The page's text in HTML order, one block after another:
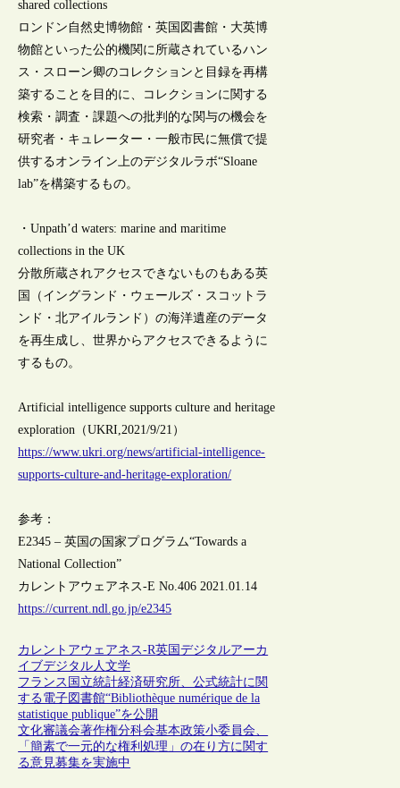
shared collections
ロンドン自然史博物館・英国図書館・大英博
物館といった公的機関に所蔵されているハン
ス・スローン卿のコレクションと目録を再構
築することを目的に、コレクションに関する
検索・調査・課題への批判的な関与の機会を
研究者・キュレーター・一般市民に無償で提
供するオンライン上のデジタルラボ“Sloane
lab”を構築するもの。
・Unpath’d waters: marine and maritime
collections in the UK
分散所蔵されアクセスできないものもある英
国（イングランド・ウェールズ・スコットラ
ンド・北アイルランド）の海洋遺産のデータ
を再生成し、世界からアクセスできるように
するもの。
Artificial intelligence supports culture and heritage
exploration（UKRI,2021/9/21）
https://www.ukri.org/news/artificial-intelligence-
supports-culture-and-heritage-exploration/
参考：
E2345 – 英国の国家プログラム“Towards a
National Collection”
カレントアウェアネス-E No.406 2021.01.14
https://current.ndl.go.jp/e2345
カレントアウェアネス-R英国デジタルアーカ
イブデジタル人文学
フランス国立統計経済研究所、公式統計に関
する電子図書館“Bibliothèque numérique de la
statistique publique”を公開
文化審議会著作権分科会基本政策小委員会、
「簡素で一元的な権利処理」の在り方に関す
る意見募集を実施中